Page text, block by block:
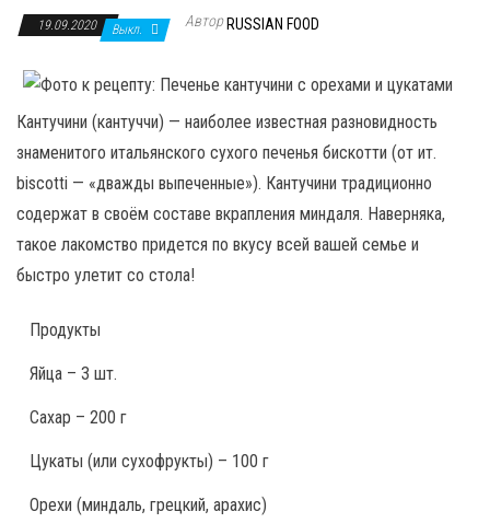
19.09.2020 Выкл. Автор RUSSIAN FOOD
Кантучини (кантуччи) — наиболее известная разновидность
знаменитого итальянского сухого печенья бискотти (от ит.
biscotti — «дважды выпеченные»). Кантучини традиционно
содержат в своём составе вкрапления миндаля. Наверняка,
такое лакомство придется по вкусу всей вашей семье и
быстро улетит со стола!
Продукты
Яйца – 3 шт.
Сахар – 200 г
Цукаты (или сухофрукты) – 100 г
Орехи (миндаль, грецкий, арахис)